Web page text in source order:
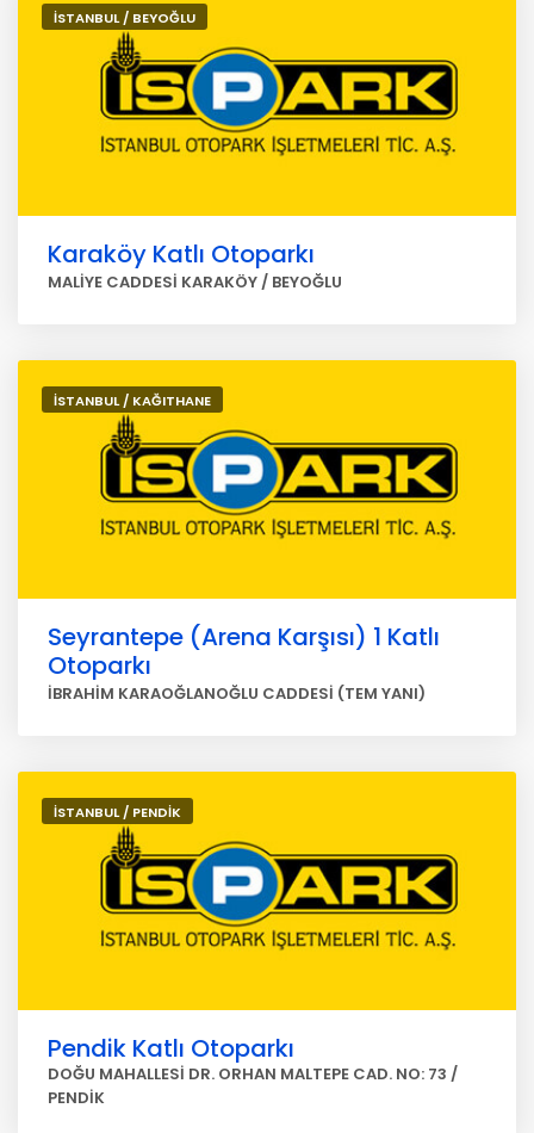
İSTANBUL / BEYOĞLU
Karaköy Katlı Otoparkı
MALİYE CADDESİ KARAKÖY / BEYOĞLU
İSTANBUL / KAĞITHANE
Seyrantepe (Arena Karşısı) 1 Katlı
Otoparkı
İBRAHİM KARAOĞLANOĞLU CADDESİ (TEM YANI)
İSTANBUL / PENDİK
Pendik Katlı Otoparkı
DOĞU MAHALLESİ DR. ORHAN MALTEPE CAD. NO: 73 /
PENDİK